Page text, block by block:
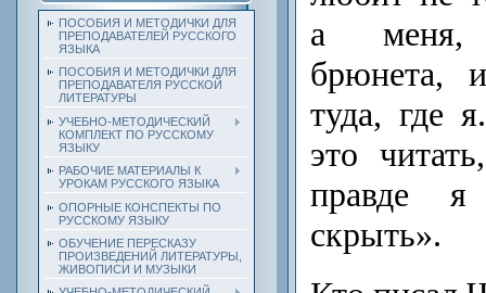
ПОСОБИЯ И МЕТОДИЧКИ ДЛЯ
ПРЕПОДАВАТЕЛЕЙ РУССКОГО
ЯЗЫКА
ПОСОБИЯ И МЕТОДИЧКИ ДЛЯ
ПРЕПОДАВАТЕЛЯ РУССКОЙ
ЛИТЕРАТУРЫ
УЧЕБНО-МЕТОДИЧЕСКИЙ
КОМПЛЕКТ ПО РУССКОМУ
ЯЗЫКУ
РАБОЧИЕ МАТЕРИАЛЫ К
УРОКАМ РУССКОГО ЯЗЫКА
ОПОРНЫЕ КОНСПЕКТЫ ПО
РУССКОМУ ЯЗЫКУ
ОБУЧЕНИЕ ПЕРЕСКАЗУ
ПРОИЗВЕДЕНИЙ ЛИТЕРАТУРЫ,
ЖИВОПИСИ И МУЗЫКИ
а меня,
брюнета,
туда, где
это
правде
скрыть».